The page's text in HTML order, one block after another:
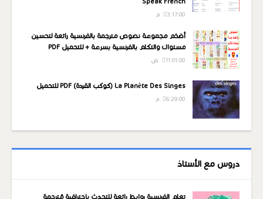
3:17:00 م
أضخم مجموعة نصوص مترجمة بالفرنسية رائعة لتحسين
مستواك والتكلم بالفرنسية بسرعة + للتحميل PDF
11:01:00 ص
La Planète Des Singes (كوكب القردة) PDF للتحميل
6:29:00 م
دروس مع الأستاذ
تعلم الفرنسية روابط رائعة للتحدث باحترافية مُترجمة